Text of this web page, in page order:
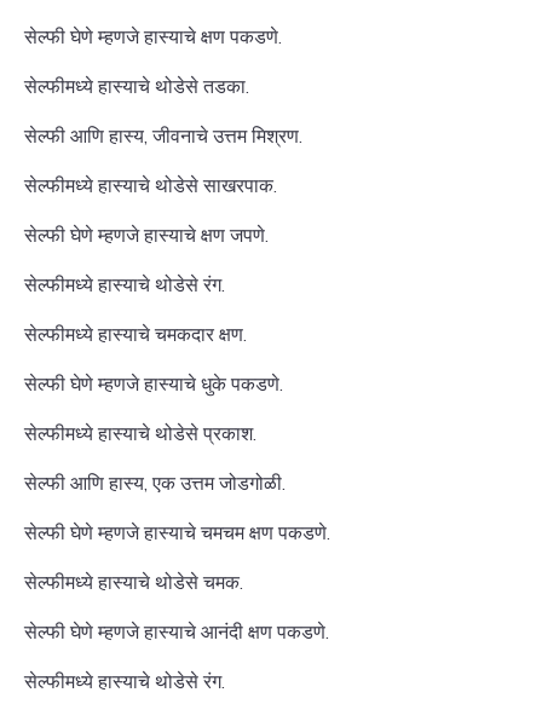
सेल्फी घेणे म्हणजे हास्याचे क्षण पकडणे.
सेल्फीमध्ये हास्याचे थोडेसे तडका.
सेल्फी आणि हास्य, जीवनाचे उत्तम मिश्रण.
सेल्फीमध्ये हास्याचे थोडेसे साखरपाक.
सेल्फी घेणे म्हणजे हास्याचे क्षण जपणे.
सेल्फीमध्ये हास्याचे थोडेसे रंग.
सेल्फीमध्ये हास्याचे चमकदार क्षण.
सेल्फी घेणे म्हणजे हास्याचे धुके पकडणे.
सेल्फीमध्ये हास्याचे थोडेसे प्रकाश.
सेल्फी आणि हास्य, एक उत्तम जोडगोळी.
सेल्फी घेणे म्हणजे हास्याचे चमचम क्षण पकडणे.
सेल्फीमध्ये हास्याचे थोडेसे चमक.
सेल्फी घेणे म्हणजे हास्याचे आनंदी क्षण पकडणे.
सेल्फीमध्ये हास्याचे थोडेसे रंग.